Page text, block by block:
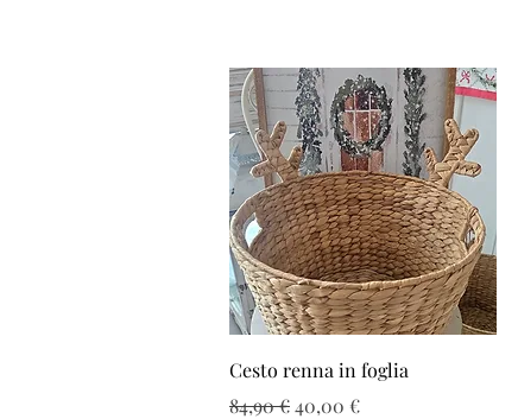
Vista rapida
Cesto renna in foglia
Prezzo regolare
84,90 € Prezzo scontato
40,00 €